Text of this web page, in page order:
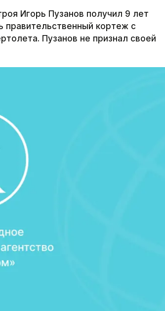
Игорь Пузанов получил 9 лет
правительственный кортеж с
Пузанов не признал своей